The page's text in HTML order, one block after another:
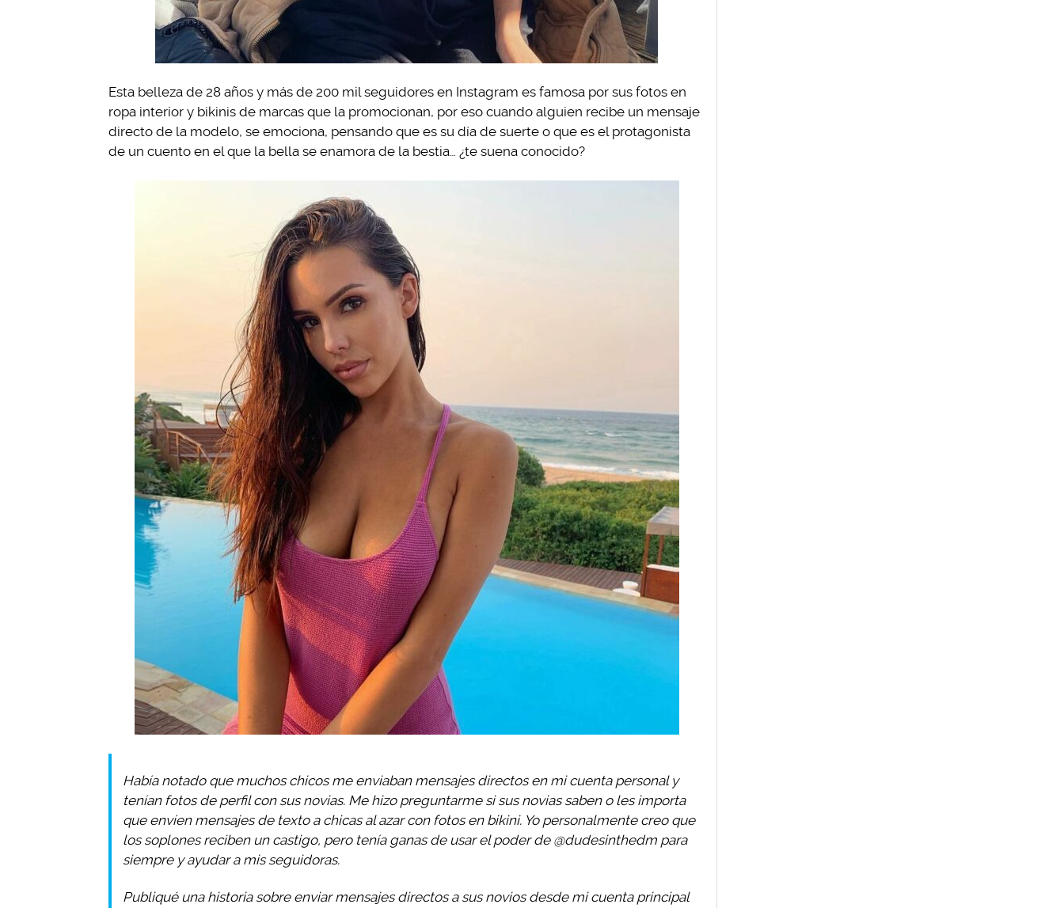
Esta belleza de 28 años y más de 200 mil seguidores en Instagram es famosa por sus fotos en
ropa interior y bikinis de marcas que la promocionan, por eso cuando alguien recibe un mensaje
directo de la modelo, se emociona, pensando que es su día de suerte o que es el protagonista
de un cuento en el que la bella se enamora de la bestia… ¿te suena conocido?
Había notado que muchos chicos me enviaban mensajes directos en mi cuenta personal y
tenían fotos de perfil con sus novias. Me hizo preguntarme si sus novias saben o les importa
que envíen mensajes de texto a chicas al azar con fotos en bikini. Yo personalmente creo que
los soplones reciben un castigo, pero tenía ganas de usar el poder de @dudesinthedm para
siempre y ayudar a mis seguidoras.
Publiqué una historia sobre enviar mensajes directos a sus novios desde mi cuenta principal